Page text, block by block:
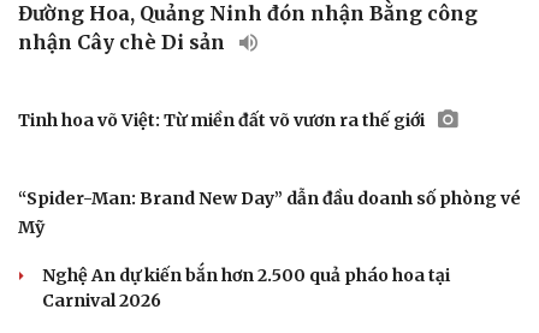
2026
HLV trưởng Malaysia thừa nhận ĐT Việt Nam được đánh
Đình Bắc có cơ hội lớn giành danh hiệu vua phá lưới